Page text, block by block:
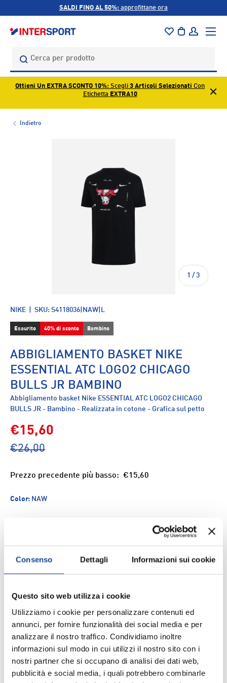
Consenso Dettagli Informazioni sui cookie
Questo sito web utilizza i cookie
Utilizziamo i cookie per personalizzare contenuti ed
annunci, per fornire funzionalità dei social media e per
analizzare il nostro traffico. Condividiamo inoltre
informazioni sul modo in cui utilizzi il nostro sito con i
nostri partner che si occupano di analisi dei dati web,
pubblicità e social media, i quali potrebbero combinarle
SALDI FINO AL 50%: approfittane ora
Cerca
BorsaAccedi
Menu
Ottieni Un EXTRA SCONTO 10%: Scegli 3 Articoli Selezionati Con
Etichetta EXTRA10
Indietro
1 / di
3
NIKE SKU: S4118036|NAW|L
Esaurito 40% di sconto Bambino
ABBIGLIAMENTO BASKET NIKE
ESSENTIAL ATC LOGO2 CHICAGO
BULLS JR BAMBINO
Abbigliamento basket Nike ESSENTIAL ATC LOGO2 CHICAGO
BULLS JR - Bambino - Realizzata in cotone - Grafica sul petto
€15,60
€26,00
Prezzo precedente più basso: €15,60
Color: NAW
Q.tà
-
Spedizione e consegna